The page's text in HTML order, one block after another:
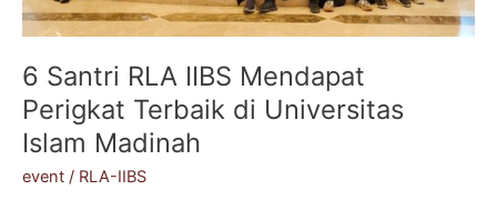
6 Santri RLA IIBS Mendapat
Perigkat Terbaik di Universitas
Islam Madinah
event / RLA-IIBS
Madinah